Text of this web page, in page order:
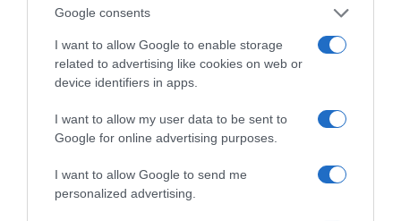
Google consents
I want to allow Google to enable storage
related to advertising like cookies on web or
device identifiers in apps.
I want to allow my user data to be sent to
Google for online advertising purposes.
I want to allow Google to send me
personalized advertising.
ΔΙΑΒΑΣΤΕ ΚΑΙ ΤΑ ΠΑΡΑΚΑΤΩ